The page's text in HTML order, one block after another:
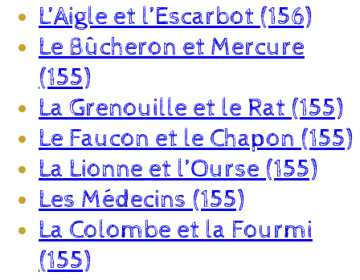
L’Aigle et l’Escarbot (156)
Le Bûcheron et Mercure
(155)
La Grenouille et le Rat (155)
Le Faucon et le Chapon (155)
La Lionne et l’Ourse (155)
Les Médecins (155)
La Colombe et la Fourmi
(155)